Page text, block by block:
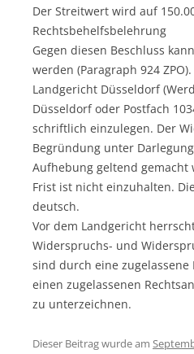
Der Streitwert wird auf
Rechtsbehelfsbelehrung
Gegen diesen Beschluss
werden (Paragraph 924
Landgericht Düsseldorf
Düsseldorf oder Postfach
schriftlich einzulegen. Der
Begründung unter
Aufhebung geltend gemacht
Frist ist nicht einzuhalten.
deutsch.
Vor dem Landgericht
Widerspruchs- und
sind durch eine
einen zugelassenen
zu unterzeichnen.
Dieser Beitrag wurde am